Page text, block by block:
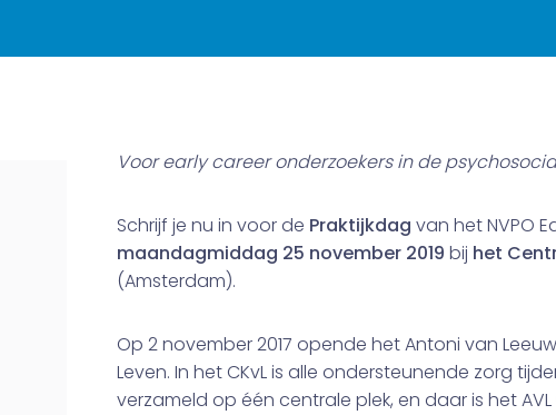
Voor early career onderzoekers in de
Schrijf je nu in voor de Praktijkdag van het NVPO
maandagmiddag 25 november 2019 bij het
(Amsterdam).
Op 2 november 2017 opende het Antoni van
Leven. In het CKvL is alle ondersteunende zorg
verzameld op één centrale plek, en daar is het AVL